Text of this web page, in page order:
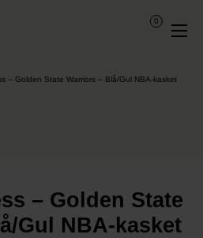
0
– Golden State Warriors – Blå/Gul NBA-kasket
– Golden State
Gul NBA-kasket